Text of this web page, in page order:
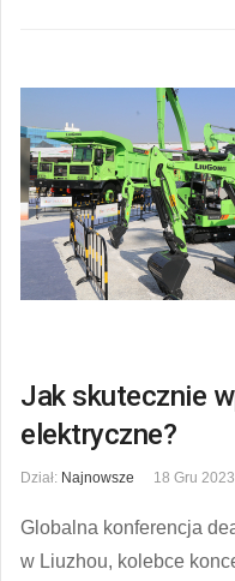
Jak skutecznie
elektryczne?
Dział: Najnowsze 18 Gru 2023
Globalna konferencja
w Liuzhou, kolebce